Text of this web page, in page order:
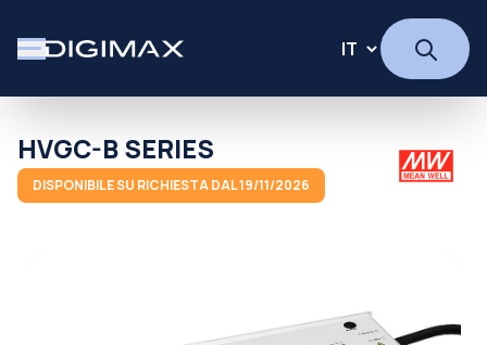
HVGC-B SERIES
DISPONIBILE SU RICHIESTA DAL 19/11/2026